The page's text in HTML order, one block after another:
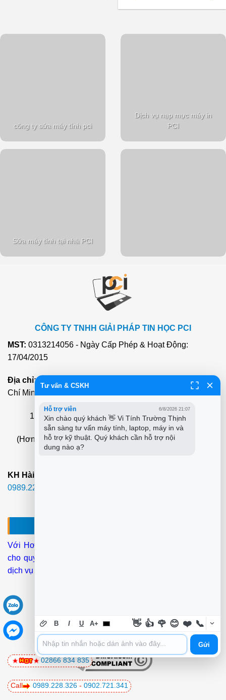
công ty sửa máy tính pci
Dịch vụ nạp mực máy in
PCI
Sửa máy tính tại nhà PCI
CÔNG TY TNHH GIẢI PHÁP TIN HỌC PCI
MST: 0313214056 - Ngày Cấp Phép & Hoạt Động:
17/04/2015
Địa chỉ: 415a Đ. Nguyễn Văn Bá, Khu Phố 6, Thủ Đức, Hồ
Chí Minh, Việt Nam
12+ Địa chỉ chuỗi cửa hàng xem nhanhtại đây
(Hơn 20 Nhân Viên Phục Vụ NhanhTại Nhà
Hcm) -3O-4Op Có Mặt - Full Vat
KH Hài lòng mới thanh toán phí.:
0989.228.326
Với Hơn
cho quý KH
dịch vụ tận nơi
Call 0989.228.326 - 0902.721.341
02866 834 835
Tư vấn & CSKH
Hỗ trợ viên 6/8/2026 21:07
Xin chào quý khách 👋 Vi Tính Trường Thịnh
sẵn sàng tư vấn máy tính, laptop, máy in và
hỗ trợ kỹ thuật. Quý khách cần hỗ trợ nội
dung nào ạ?
B I U A+ 👋 👍 🌹 😊 ❤️ 📞
Gửi